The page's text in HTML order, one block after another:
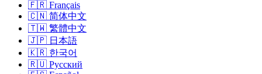
🇫🇷 Français
🇨🇳 简体中文
🇹🇼 繁體中文
🇯🇵 日本語
🇰🇷 한국어
🇷🇺 Русский